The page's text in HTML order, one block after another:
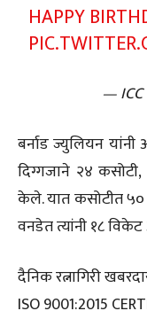
HAPPY
— ICC
बर्नाड ज्युलियन यांनी
दिग्गजाने २४
केले. यात कसोटीत ५०
वनडेत त्यांनी १८
दैनिक रत्नागिरी
ISO 9001:2015